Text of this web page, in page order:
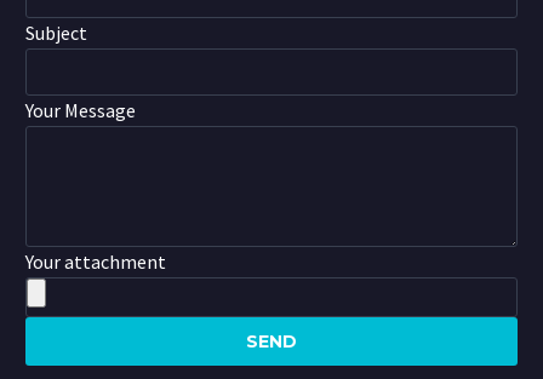
Subject
Your Message
Your attachment